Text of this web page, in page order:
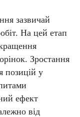
зазвичай
На цей етап
Зростання
позицій у
ефект
від